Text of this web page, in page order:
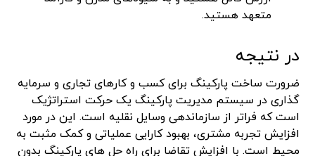
متعهد هستید.
در نتیجه
ضرورت ساخت پارکینگ برای کسب و کارهای تجاری و سرمایه
گذاری در سیستم مدیریت پارکینگ یک حرکت استراتژیک
است که فراتر از سازماندهی وسایل نقلیه است. این در مورد
افزایش تجربه مشتری، بهبود کارایی عملیاتی و کمک مثبت به
محیط است. با افزایش تقاضا برای راه حل های پارکینگ بدون